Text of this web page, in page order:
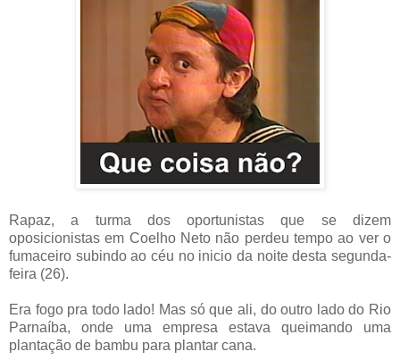
Rapaz, a turma dos oportunistas que se dizem
oposicionistas em Coelho Neto não perdeu tempo ao ver o
fumaceiro subindo ao céu no inicio da noite desta segunda-
feira (26).
Era fogo pra todo lado! Mas só que ali, do outro lado do Rio
Parnaíba, onde uma empresa estava queimando uma
plantação de bambu para plantar cana.